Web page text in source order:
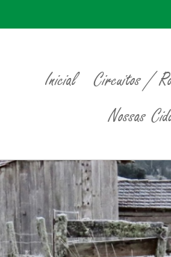
Inicial Circuitos /
Nossas